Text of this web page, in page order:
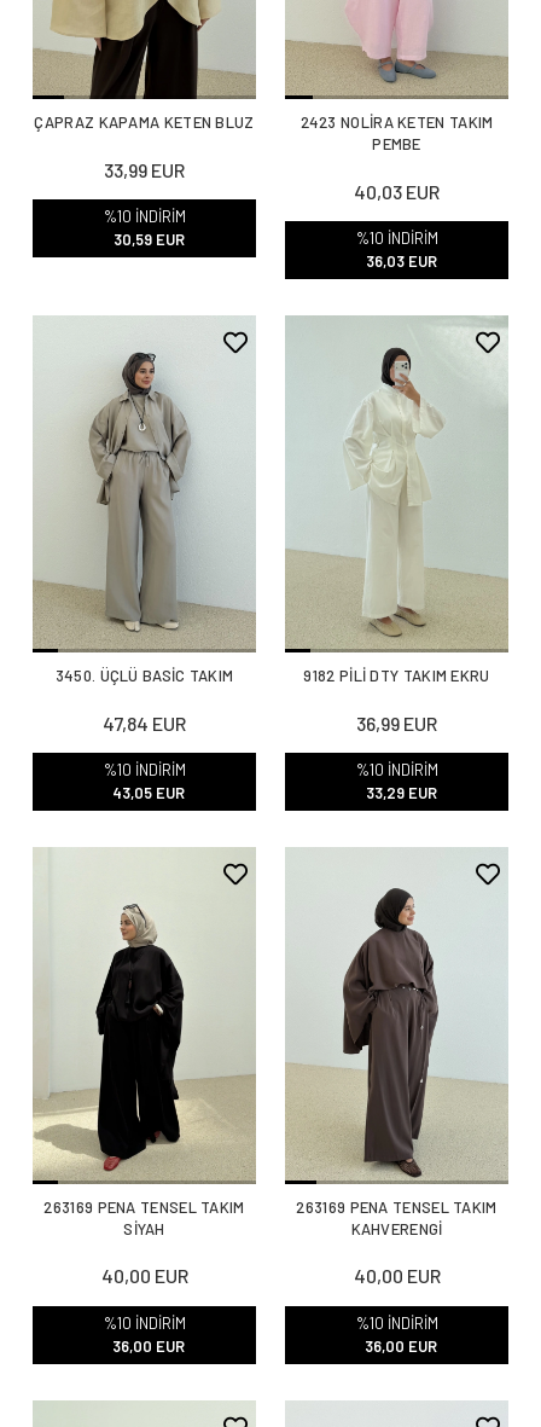
ÇAPRAZ KAPAMA KETEN BLUZ
33,99 EUR
%10 İNDİRİM
30,59 EUR
2423 NOLİRA KETEN TAKIM
PEMBE
40,03 EUR
%10 İNDİRİM
36,03 EUR
3450. ÜÇLÜ BASİC TAKIM
47,84 EUR
%10 İNDİRİM
43,05 EUR
9182 PİLİ DTY TAKIM EKRU
36,99 EUR
%10 İNDİRİM
33,29 EUR
263169 PENA TENSEL TAKIM
SİYAH
40,00 EUR
%10 İNDİRİM
36,00 EUR
263169 PENA TENSEL TAKIM
KAHVERENGİ
40,00 EUR
%10 İNDİRİM
36,00 EUR